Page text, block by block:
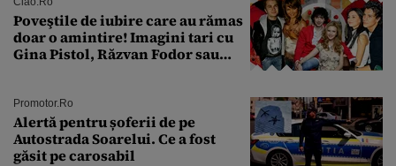
Poveştile de iubire care au rămas
doar o amintire! Imagini tari cu
Gina Pistol, Răzvan Fodor sau
Promotor.ro
Alertă pentru șoferii de pe
Autostrada Soarelui. Ce a fost
găsit pe carosabil